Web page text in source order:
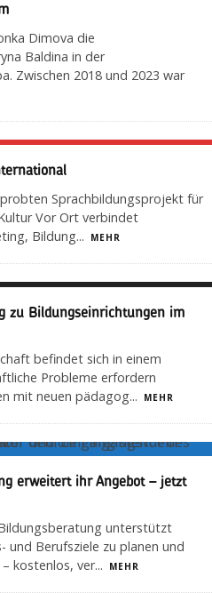
Dimova die
Baldina in der
Zwischen 2018 und 2023 war
Sprachbildungsprojekt für
Vor Ort verbindet
Bildung... MEHR
zu Bildungseinrichtungen im
befindet sich in einem
Probleme erfordern
mit neuen pädagog... MEHR
erweitert ihr Angebot – jetzt
unterstützt
und Berufsziele zu planen und
kostenlos, ver... MEHR